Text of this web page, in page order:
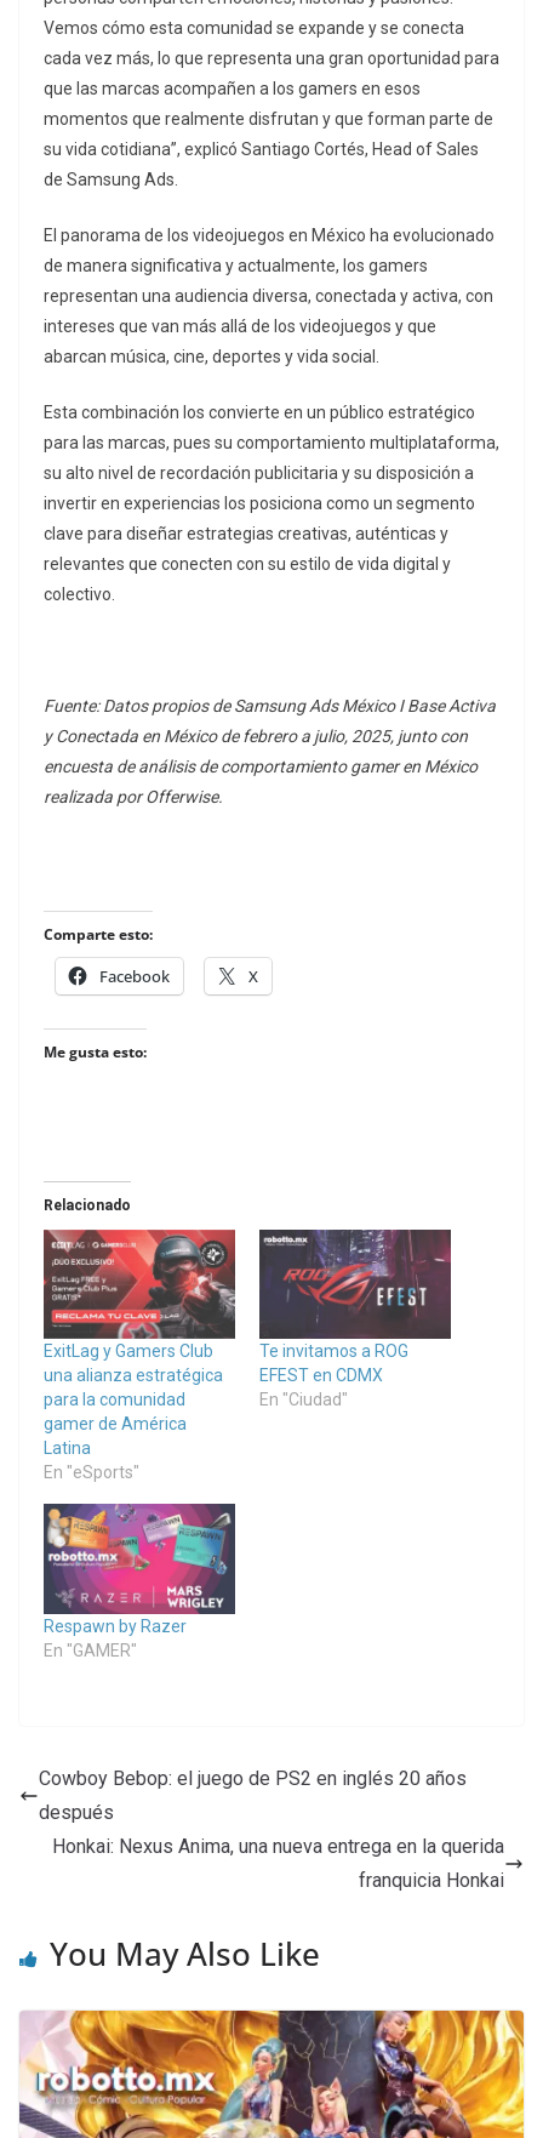
Vemos cómo esta comunidad se expande y se conecta
cada vez más, lo que representa una gran oportunidad para
que las marcas acompañen a los gamers en esos
momentos que realmente disfrutan y que forman parte de
su vida cotidiana”, explicó Santiago Cortés, Head of Sales
de Samsung Ads.
El panorama de los videojuegos en México ha evolucionado
de manera significativa y actualmente, los gamers
representan una audiencia diversa, conectada y activa, con
intereses que van más allá de los videojuegos y que
abarcan música, cine, deportes y vida social.
Esta combinación los convierte en un público estratégico
para las marcas, pues su comportamiento multiplataforma,
su alto nivel de recordación publicitaria y su disposición a
invertir en experiencias los posiciona como un segmento
clave para diseñar estrategias creativas, auténticas y
relevantes que conecten con su estilo de vida digital y
colectivo.
Fuente: Datos propios de Samsung Ads México I Base Activa
y Conectada en México de febrero a julio, 2025, junto con
encuesta de análisis de comportamiento gamer en México
realizada por Offerwise.
Comparte esto:
Facebook X
Me gusta esto:
Relacionado
ExitLag y Gamers Club
una alianza estratégica
para la comunidad
gamer de América
Latina
En "eSports"
Te invitamos a ROG
EFEST en CDMX
En "Ciudad"
Respawn by Razer
En "GAMER"
Cowboy Bebop: el juego de PS2 en inglés 20 años
después
Honkai: Nexus Anima, una nueva entrega en la querida
franquicia Honkai
You May Also Like